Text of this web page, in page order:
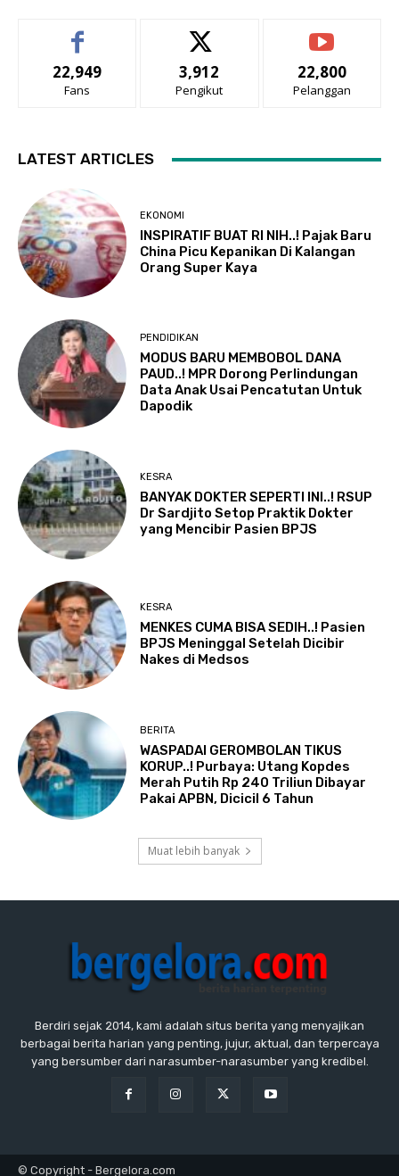
22,949
Fans
3,912
Pengikut
22,800
Pelanggan
LATEST ARTICLES
EKONOMI
INSPIRATIF BUAT RI NIH..! Pajak Baru
China Picu Kepanikan Di Kalangan
Orang Super Kaya
PENDIDIKAN
MODUS BARU MEMBOBOL DANA
PAUD..! MPR Dorong Perlindungan
Data Anak Usai Pencatutan Untuk
Dapodik
KESRA
BANYAK DOKTER SEPERTI INI..! RSUP
Dr Sardjito Setop Praktik Dokter
yang Mencibir Pasien BPJS
KESRA
MENKES CUMA BISA SEDIH..! Pasien
BPJS Meninggal Setelah Dicibir
Nakes di Medsos
BERITA
WASPADAI GEROMBOLAN TIKUS
KORUP..! Purbaya: Utang Kopdes
Merah Putih Rp 240 Triliun Dibayar
Pakai APBN, Dicicil 6 Tahun
Muat lebih banyak
Berdiri sejak 2014, kami adalah situs berita yang menyajikan
berbagai berita harian yang penting, jujur, aktual, dan terpercaya
yang bersumber dari narasumber-narasumber yang kredibel.
© Copyright - Bergelora.com